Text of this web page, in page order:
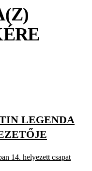
LEGENDA
14. helyezett csapat